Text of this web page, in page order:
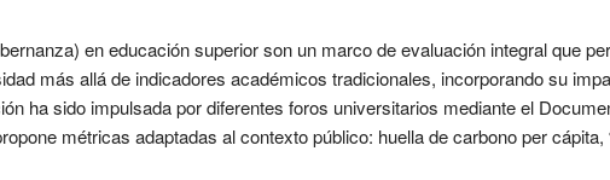
en educación superior son un marco de evaluación integral que
más allá de indicadores académicos tradicionales, incorporando su
ha sido impulsada por diferentes foros universitarios mediante el
métricas adaptadas al contexto público: huella de carbono per